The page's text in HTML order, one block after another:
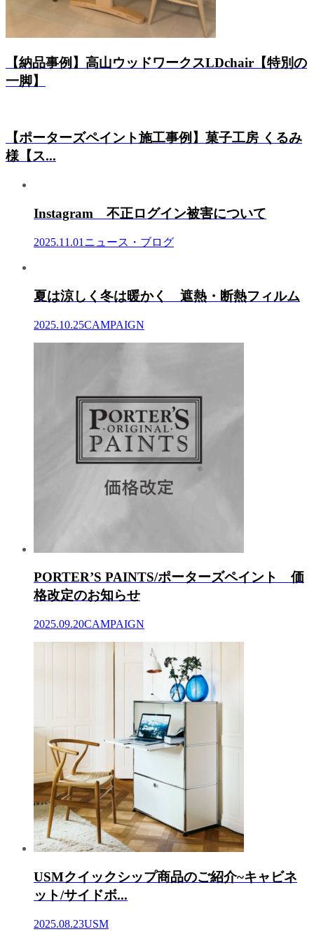
【納品事例】高山ウッドワークスLDchair【特別の
一脚】
【ポーターズペイント施工事例】菓子工房 くるみ
様【ス...
Instagram 不正ログイン被害について
2025.11.01 ニュース・ブログ
夏は涼しく冬は暖かく 遮熱・断熱フィルム
2025.10.25CAMPAIGN
PORTER’S PAINTS/ポーターズペイント 価
格改定のお知らせ
2025.09.20CAMPAIGN
USMクイックシップ商品のご紹介~キャビネ
ット/サイドボ...
2025.08.23USM